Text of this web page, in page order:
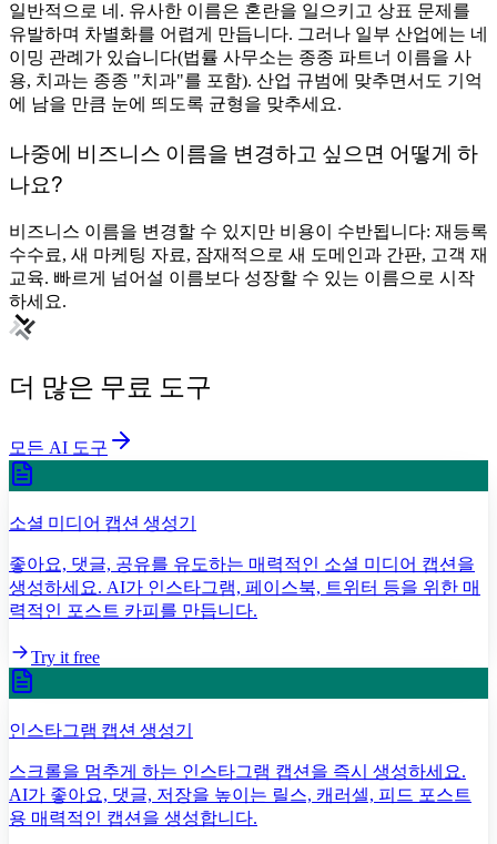
일반적으로 네. 유사한 이름은 혼란을 일으키고 상표 문제를
유발하며 차별화를 어렵게 만듭니다. 그러나 일부 산업에는 네
이밍 관례가 있습니다(법률 사무소는 종종 파트너 이름을 사
용, 치과는 종종 "치과"를 포함). 산업 규범에 맞추면서도 기억
에 남을 만큼 눈에 띄도록 균형을 맞추세요.
나중에 비즈니스 이름을 변경하고 싶으면 어떻게 하
나요?
비즈니스 이름을 변경할 수 있지만 비용이 수반됩니다: 재등록
수수료, 새 마케팅 자료, 잠재적으로 새 도메인과 간판, 고객 재
교육. 빠르게 넘어설 이름보다 성장할 수 있는 이름으로 시작
하세요.
더 많은 무료 도구
모든 AI 도구
소셜 미디어 캡션 생성기
좋아요, 댓글, 공유를 유도하는 매력적인 소셜 미디어 캡션을
생성하세요. AI가 인스타그램, 페이스북, 트위터 등을 위한 매
력적인 포스트 카피를 만듭니다.
Try it free
인스타그램 캡션 생성기
스크롤을 멈추게 하는 인스타그램 캡션을 즉시 생성하세요.
AI가 좋아요, 댓글, 저장을 높이는 릴스, 캐러셀, 피드 포스트
용 매력적인 캡션을 생성합니다.